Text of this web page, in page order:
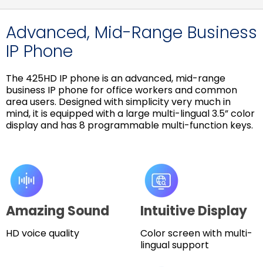
Advanced, Mid-Range Business
IP Phone
The 425HD IP phone is an advanced, mid-range
business IP phone for office workers and common
area users. Designed with simplicity very much in
mind, it is equipped with a large multi-lingual 3.5” color
display and has 8 programmable multi-function keys.
Amazing Sound
HD voice quality
Intuitive Display
Color screen with multi-
lingual support